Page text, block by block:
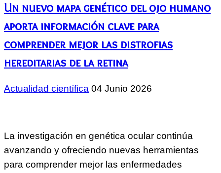
Un nuevo mapa genético del ojo humano
aporta información clave para
comprender mejor las distrofias
hereditarias de la retina
Actualidad científica 04 Junio 2026
La investigación en genética ocular continúa
avanzando y ofreciendo nuevas herramientas
para comprender mejor las enfermedades